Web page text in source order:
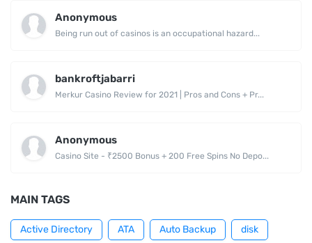
Anonymous
Being run out of casinos is an occupational hazard...
bankroftjabarri
Merkur Casino Review for 2021 | Pros and Cons + Pr...
Anonymous
Casino Site - ₹2500 Bonus + 200 Free Spins No Depo...
MAIN TAGS
Active Directory ATA Auto Backup disk